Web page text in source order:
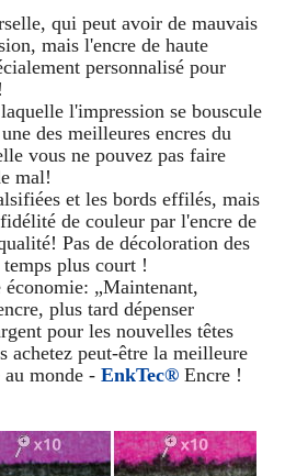
qui peut avoir de mauvais
mais l'encre de haute
personnalisé pour
l'impression se bouscule
des meilleures encres du
vous ne pouvez pas faire
mal!
et les bords effilés, mais
de couleur par l'encre de
Pas de décoloration des
plus court !
„Maintenant,
plus tard dépenser
pour les nouvelles têtes
achetez peut-être la meilleure
au monde - EnkTec® Encre !